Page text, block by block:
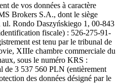
de vos données à caractère
Brokers S.A., dont le siège
ul. Rondo Daszyńskiego 1, 00-843
fiscale) : 526-275-91-
est tenu par le tribunal de
XIIIe chambre commerciale du
sous le numéro KRS :
de 3 537 560 PLN (entièrement
des données désigné par le